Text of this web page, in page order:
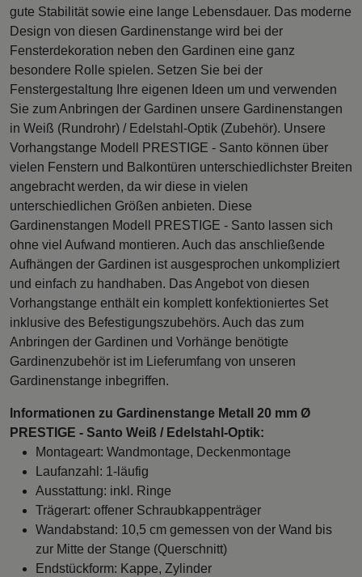
gute Stabilität sowie eine lange Lebensdauer. Das moderne
Design von diesen Gardinenstange wird bei der
Fensterdekoration neben den Gardinen eine ganz
besondere Rolle spielen. Setzen Sie bei der
Fenstergestaltung Ihre eigenen Ideen um und verwenden
Sie zum Anbringen der Gardinen unsere Gardinenstangen
in Weiß (Rundrohr) / Edelstahl-Optik (Zubehör). Unsere
Vorhangstange Modell PRESTIGE - Santo können über
vielen Fenstern und Balkontüren unterschiedlichster Breiten
angebracht werden, da wir diese in vielen
unterschiedlichen Größen anbieten. Diese
Gardinenstangen Modell PRESTIGE - Santo lassen sich
ohne viel Aufwand montieren. Auch das anschließende
Aufhängen der Gardinen ist ausgesprochen unkompliziert
und einfach zu handhaben. Das Angebot von diesen
Vorhangstange enthält ein komplett konfektioniertes Set
inklusive des Befestigungszubehörs. Auch das zum
Anbringen der Gardinen und Vorhänge benötigte
Gardinenzubehör ist im Lieferumfang von unseren
Gardinenstange inbegriffen.
Informationen zu Gardinenstange Metall 20 mm Ø
PRESTIGE - Santo Weiß / Edelstahl-Optik:
Montageart: Wandmontage, Deckenmontage
Laufanzahl: 1-läufig
Ausstattung: inkl. Ringe
Trägerart: offener Schraubkappenträger
Wandabstand: 10,5 cm gemessen von der Wand bis
zur Mitte der Stange (Querschnitt)
Endstückform: Kappe, Zylinder